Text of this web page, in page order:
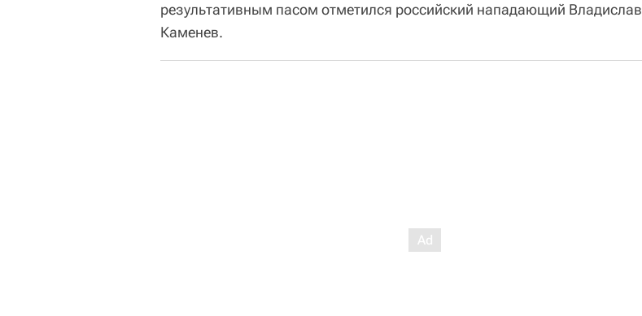
результативным пасом отметился российский нападающий Владислав
Каменев.